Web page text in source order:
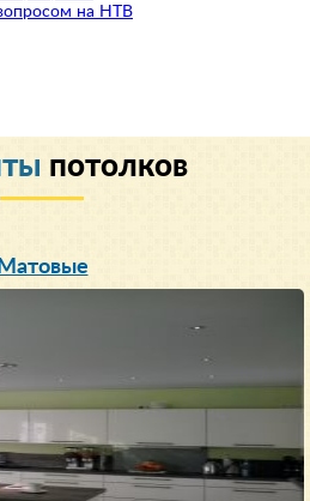
на НТВ
потолков
Матовые